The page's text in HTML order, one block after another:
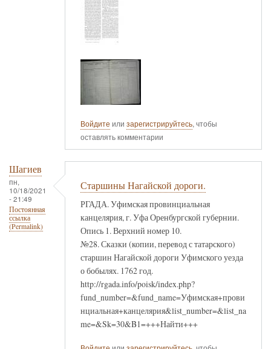
Войдите или зарегистрируйтесь, чтобы
оставлять комментарии
Шагиев
пн,
10/18/2021
- 21:49
Постоянная
ссылка
(Permalink)
Старшины Нагайской дороги.
РГАДА. Уфимская провинциальная
канцелярия, г. Уфа Оренбургской губернии.
Опись 1. Верхний номер 10.
№28. Сказки (копии, перевод с татарского)
старшин Нагайской дороги Уфимского уезда
о бобылях. 1762 год.
http://rgada.info/poisk/index.php?
fund_number=&fund_name=Уфимская+прови
нциальная+канцелярия&list_number=&list_na
me=&Sk=30&B1=+++Найти+++